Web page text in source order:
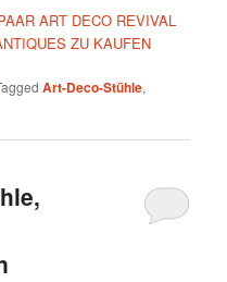
ART DECO REVIVAL
ZU KAUFEN
Art-Deco-Stühle,